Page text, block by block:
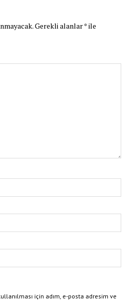
Gerekli alanlar*ile
için adım, e-posta adresim ve